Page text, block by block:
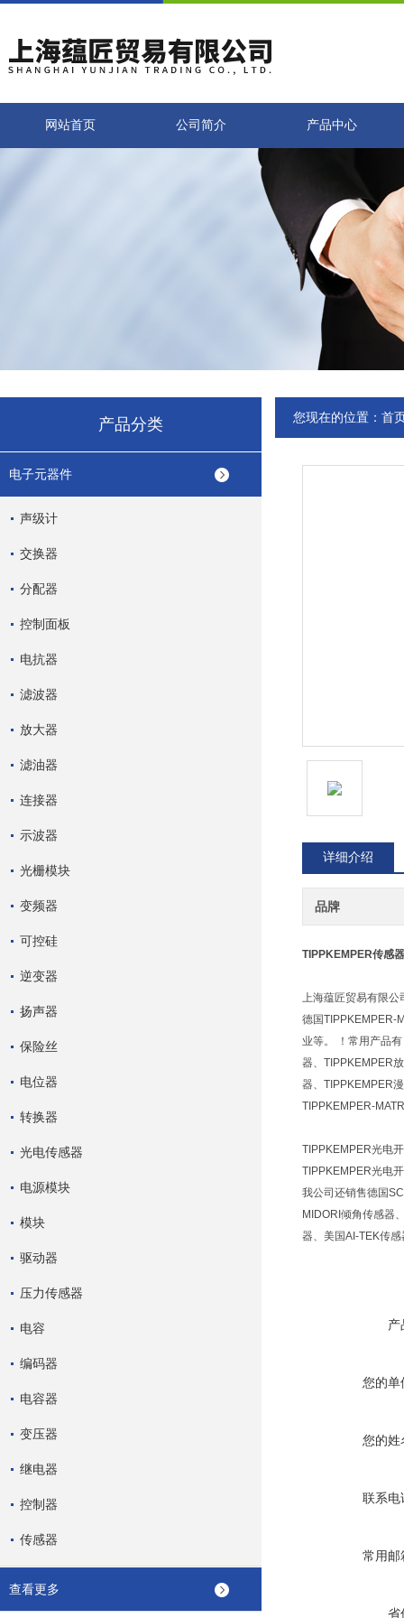
网站首页 公司简介 产品中心
产品分类
电子元器件
声级计
交换器
分配器
控制面板
电抗器
滤波器
放大器
滤油器
连接器
示波器
光栅模块
变频器
可控硅
逆变器
扬声器
保险丝
电位器
转换器
光电传感器
电源模块
模块
驱动器
压力传感器
电容
编码器
电容器
变压器
继电器
控制器
传感器
查看更多
您现在的位置： 首
详细介绍
品牌
TIPPKEMPER传感器
上海蕴匠贸易有限公
德国TIPPKEMPER-
业等。 ！常用产品
器、TIPPKEMPER
器、TIPPKEMPER
TIPPKEMPER-
TIPPKEMPER光电
TIPPKEMPER光电
我公司还销售德国
MIDORI倾角传感器
器、美国AI-TEK传
产
您的单
您的姓
联系电
常用邮
省